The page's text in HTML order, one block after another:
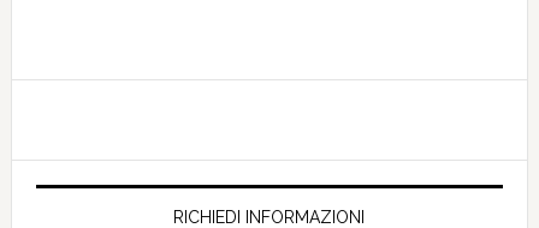
RICHIEDI INFORMAZIONI